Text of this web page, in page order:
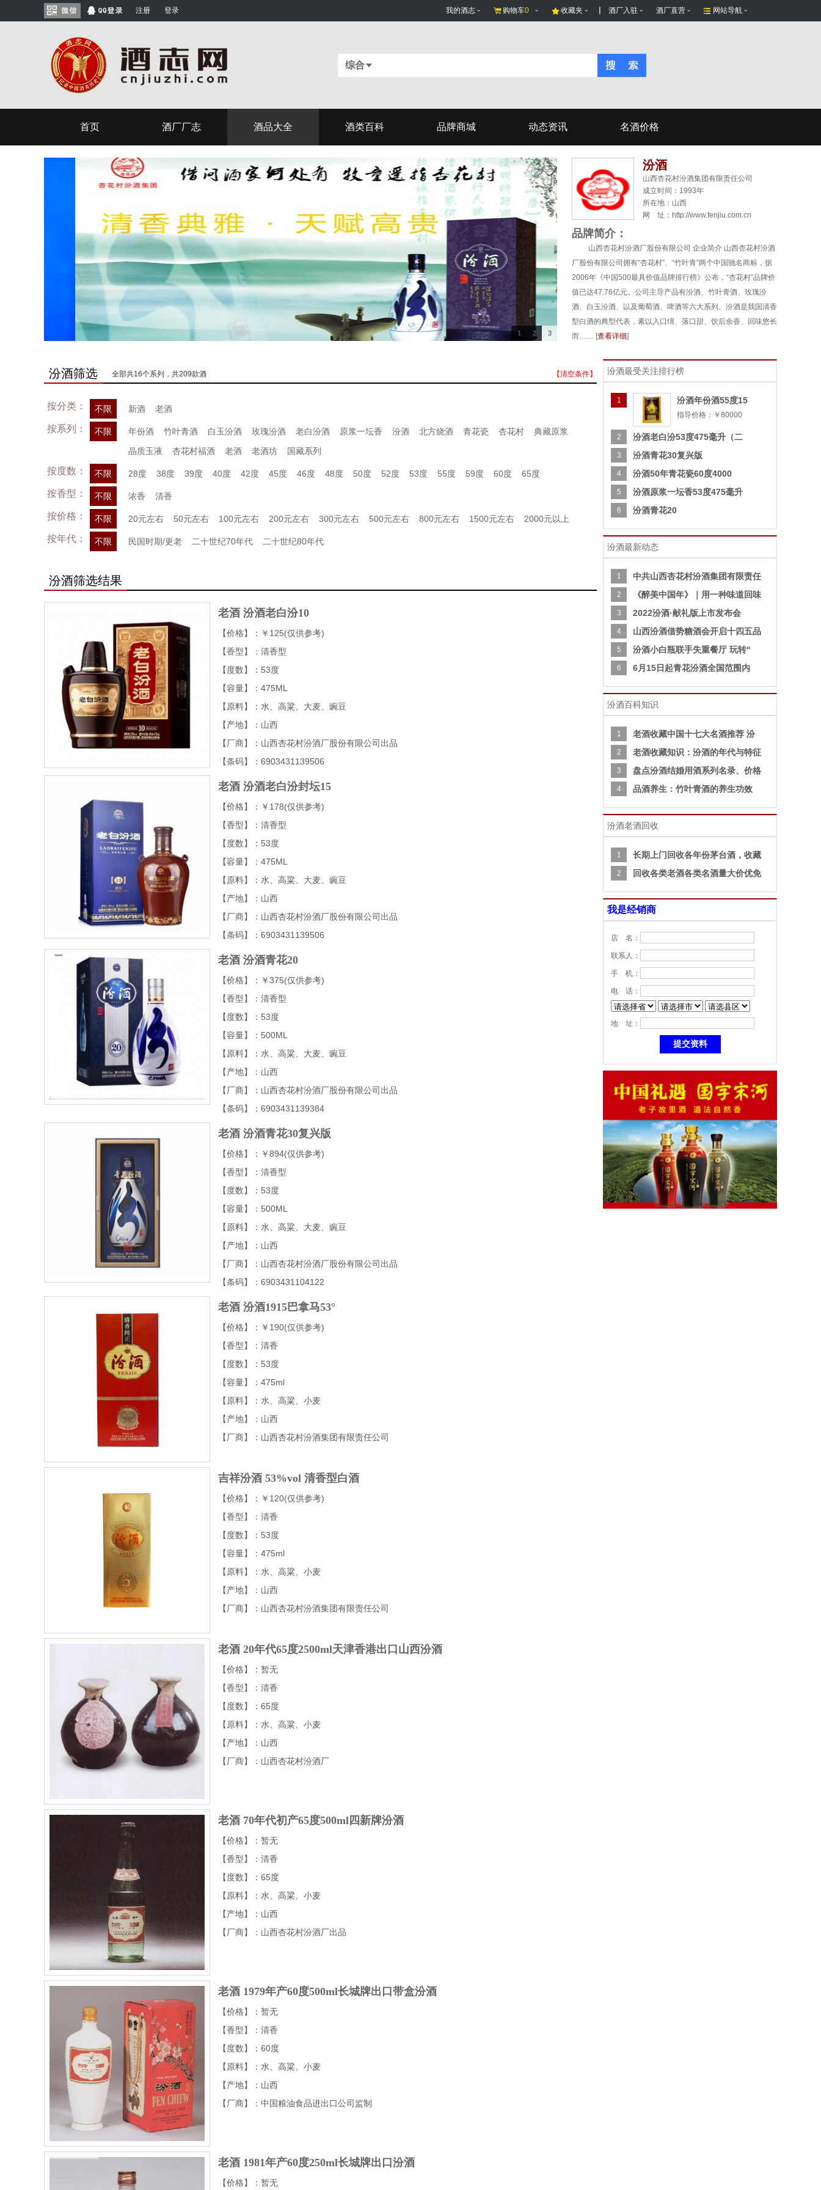
注册 登录 我的酒志 购物车0 收藏夹 酒厂入驻 酒厂直营 网站导航
综合
首页 酒厂厂志 酒品大全 酒类百科 品牌商城 动态资讯 名酒价格
汾酒
山西杏花村汾酒集团有限责任公司
成立时间：1993年
所在地： 山西
网 址：http://www.fenjiu.com.cn
品牌简介：
山西杏花村汾酒厂股份有限公司 企业简介 山西杏花村汾酒
厂股份有限公司拥有“杏花村”、“竹叶青”两个中国驰名商标，据
2006年《中国500最具价值品牌排行榜》公布，“杏花村”品牌价
值已达47.76亿元。公司主导产品有汾酒、竹叶青酒、玫瑰汾
酒、白玉汾酒、以及葡萄酒、啤酒等六大系列。汾酒是我国清香
型白酒的典型代表，素以入口绵、落口甜、饮后余香、回味悠长
而…… [查看详细]
1 2 3
汾酒筛选 全部共16个系列，共209款酒 【清空条件】
按分类： 不限 新酒 老酒
按系列： 不限 年份酒 竹叶青酒 白玉汾酒 玫瑰汾酒 老白汾酒 原浆一坛香 汾酒 北方烧酒 青花瓷 杏花村
典藏原浆
晶质玉液
杏花村福酒 老酒 老酒坊 国藏系列
按度数： 不限 28度 38度 39度 40度 42度 45度 46度 48度 50度 52度 53度 55度 59度 60度 65度
按香型： 不限 浓香 清香
按价格： 不限 20元左右 50元左右 100元左右 200元左右 300元左右 500元左右 800元左右 1500元左右 2000元以上
按年代： 不限 民国时期/更老 二十世纪70年代 二十世纪80年代
汾酒筛选结果
老酒 汾酒老白汾10
【价格】：￥125(仅供参考)
【香型】：清香型
【度数】：53度
【容量】：475ML
【原料】：水、高粱、大麦、豌豆
【产地】：山西
【厂商】：山西杏花村汾酒厂股份有限公司出品
【条码】：6903431139506
老酒 汾酒老白汾封坛15
【价格】：￥178(仅供参考)
【香型】：清香型
【度数】：53度
【容量】：475ML
【原料】：水、高粱、大麦、豌豆
【产地】：山西
【厂商】：山西杏花村汾酒厂股份有限公司出品
【条码】：6903431139506
老酒 汾酒青花20
【价格】：￥375(仅供参考)
【香型】：清香型
【度数】：53度
【容量】：500ML
【原料】：水、高粱、大麦、豌豆
【产地】：山西
【厂商】：山西杏花村汾酒厂股份有限公司出品
【条码】：6903431139384
老酒 汾酒青花30复兴版
【价格】：￥894(仅供参考)
【香型】：清香型
【度数】：53度
【容量】：500ML
【原料】：水、高粱、大麦、豌豆
【产地】：山西
【厂商】：山西杏花村汾酒厂股份有限公司出品
【条码】：6903431104122
老酒 汾酒1915巴拿马53°
【价格】：￥190(仅供参考)
【香型】：清香
【度数】：53度
【容量】：475ml
【原料】：水、高粱、小麦
【产地】：山西
【厂商】：山西杏花村汾酒集团有限责任公司
吉祥汾酒 53%vol 清香型白酒
【价格】：￥120(仅供参考)
【香型】：清香
【度数】：53度
【容量】：475ml
【原料】：水、高粱、小麦
【产地】：山西
【厂商】：山西杏花村汾酒集团有限责任公司
老酒 20年代65度2500ml天津香港出口山西汾酒
【价格】：暂无
【香型】：清香
【度数】：65度
【原料】：水、高粱、小麦
【产地】：山西
【厂商】：山西杏花村汾酒厂
老酒 70年代初产65度500ml四新牌汾酒
【价格】：暂无
【香型】：清香
【度数】：65度
【原料】：水、高粱、小麦
【产地】：山西
【厂商】：山西杏花村汾酒厂出品
老酒 1979年产60度500ml长城牌出口带盒汾酒
【价格】：暂无
【香型】：清香
【度数】：60度
【原料】：水、高粱、小麦
【产地】：山西
【厂商】：中国粮油食品进出口公司监制
老酒 1981年产60度250ml长城牌出口汾酒
【价格】：暂无
汾酒最受关注排行榜
1 汾酒年份酒55度15
指导价格：￥80000
2 汾酒老白汾53度475毫升（二
3 汾酒青花30复兴版
4 汾酒50年青花瓷60度4000
5 汾酒原浆一坛香53度475毫升
6 汾酒青花20
汾酒最新动态
1 中共山西杏花村汾酒集团有限责任
2 《醉美中国年》｜用一种味道回味
3 2022汾酒·献礼版上市发布会
4 山西汾酒借势糖酒会开启十四五品
5 汾酒小白瓶联手失重餐厅 玩转“
6 6月15日起青花汾酒全国范围内
汾酒百科知识
1 老酒收藏中国十七大名酒推荐 汾
2 老酒收藏知识：汾酒的年代与特征
3 盘点汾酒结婚用酒系列名录、价格
4 品酒养生：竹叶青酒的养生功效
汾酒老酒回收
1 长期上门回收各年份茅台酒，收藏
2 回收各类老酒各类名酒量大价优免
我是经销商
店 名：
联系人：
手 机：
电 话：
地 址：